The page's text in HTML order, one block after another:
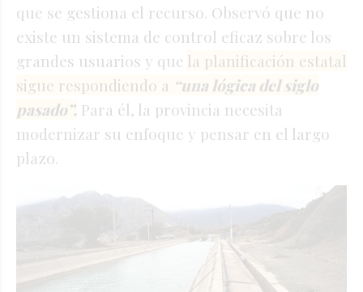
que se gestiona el recurso. Observó que no
existe un sistema de control eficaz sobre los
grandes usuarios y que la planificación estatal
sigue respondiendo a “una lógica del siglo
pasado”. Para él, la provincia necesita
modernizar su enfoque y pensar en el largo
plazo.